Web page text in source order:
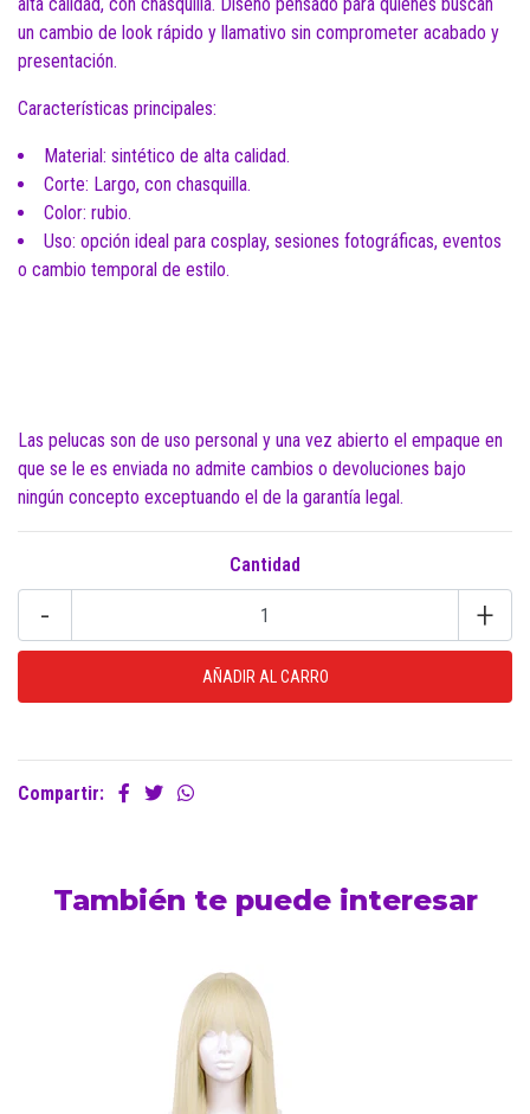
un cambio de look rápido y llamativo sin comprometer acabado y
presentación.
Características principales:
Material: sintético de alta calidad.
Corte: Largo, con chasquilla.
Color: rubio.
Uso: opción ideal para cosplay, sesiones fotográficas, eventos
o cambio temporal de estilo.
Las pelucas son de uso personal y una vez abierto el empaque en
que se le es enviada no admite cambios o devoluciones bajo
ningún concepto exceptuando el de la garantía legal.
Cantidad
- +
Compartir:
También te puede interesar